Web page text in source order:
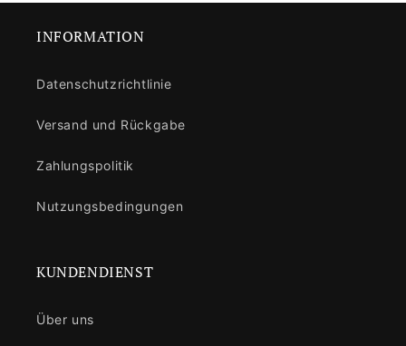
INFORMATION
Datenschutzrichtlinie
Versand und Rückgabe
Zahlungspolitik
Nutzungsbedingungen
KUNDENDIENST
Über uns